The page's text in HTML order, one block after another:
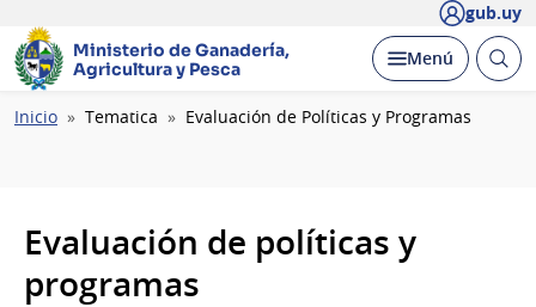
gub.uy
Ministerio de Ganadería,
Agricultura y Pesca
Desplegar
Menú Abrir
Ruta
Inicio Tematica Evaluación de Políticas y Programas
Evaluación de políticas y
programas